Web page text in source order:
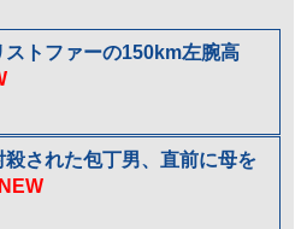
ストファーの150km左腕高
殺された包丁男、直前に母を
NEW